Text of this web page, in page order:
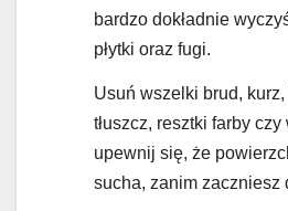
bardzo dokładnie
płytki oraz fugi.
Usuń wszelki brud,
tłuszcz, resztki farby
upewnij się, że
sucha, zanim zaczniesz